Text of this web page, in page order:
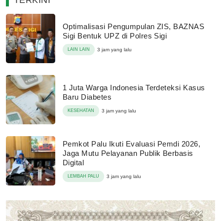
Optimalisasi Pengumpulan ZIS, BAZNAS
Sigi Bentuk UPZ di Polres Sigi
LAIN LAIN 3 jam yang lalu
1 Juta Warga Indonesia Terdeteksi Kasus
Baru Diabetes
KESEHATAN 3 jam yang lalu
Pemkot Palu Ikuti Evaluasi Pemdi 2026,
Jaga Mutu Pelayanan Publik Berbasis
Digital
LEMBAH PALU 3 jam yang lalu